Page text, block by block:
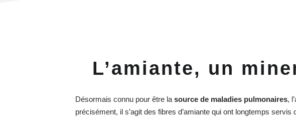
L’amiante, un
Désormais connu pour être la source de maladies pulmonaires,
précisément, il s’agit des fibres d’amiante qui ont longtemps